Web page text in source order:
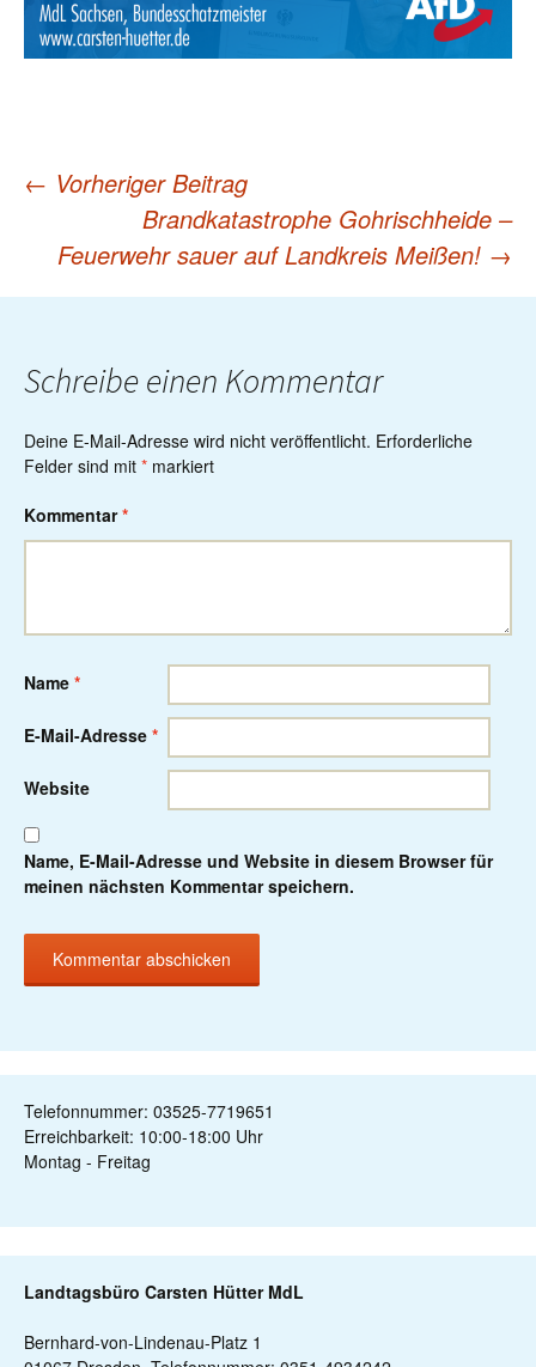
Post
navigation
← Vorheriger Beitrag
Brandkatastrophe Gohrischheide –
Feuerwehr sauer auf Landkreis Meißen! →
Schreibe einen Kommentar
Deine E-Mail-Adresse wird nicht veröffentlicht. Erforderliche
Felder sind mit * markiert
Kommentar*
Name *
E-Mail-Adresse *
Website
Name, E-Mail-Adresse und Website in diesem Browser für
meinen nächsten Kommentar speichern.
Telefonnummer: 03525-7719651
Erreichbarkeit: 10:00-18:00 Uhr
Montag - Freitag
Landtagsbüro Carsten Hütter MdL
Bernhard-von-Lindenau-Platz 1